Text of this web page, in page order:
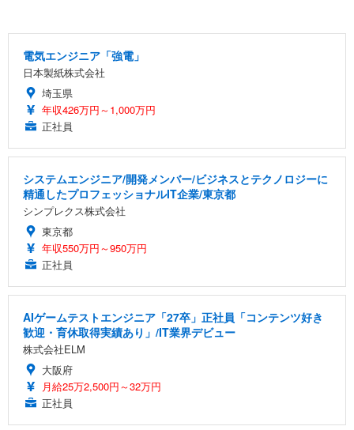
電気エンジニア「強電」
日本製紙株式会社
埼玉県
年収426万円～1,000万円
正社員
システムエンジニア/開発メンバー/ビジネスとテクノロジーに
精通したプロフェッショナルIT企業/東京都
シンプレクス株式会社
東京都
年収550万円～950万円
正社員
AIゲームテストエンジニア「27卒」正社員「コンテンツ好き
歓迎・育休取得実績あり」/IT業界デビュー
株式会社ELM
大阪府
月給25万2,500円～32万円
正社員